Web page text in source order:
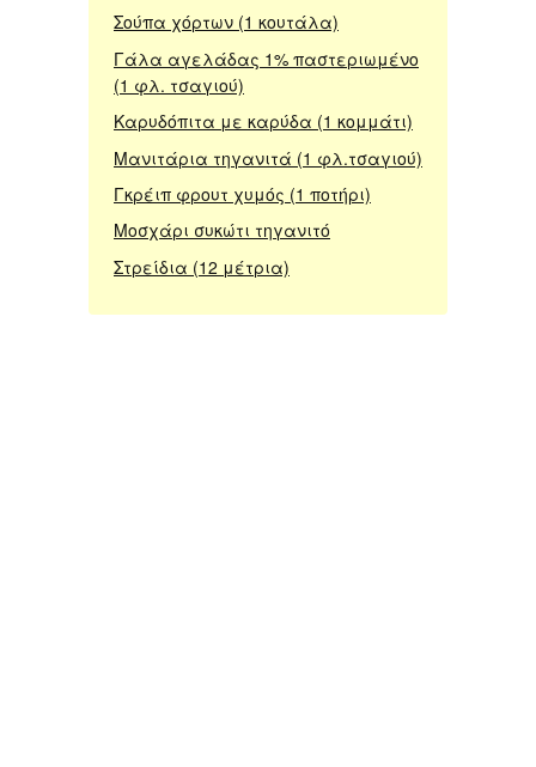
Σούπα χόρτων (1 κουτάλα)
Γάλα αγελάδας 1% παστεριωμένο
(1 φλ. τσαγιού)
Καρυδόπιτα με καρύδα (1 κομμάτι)
Μανιτάρια τηγανιτά (1 φλ.τσαγιού)
Γκρέιπ φρουτ χυμός (1 ποτήρι)
Μοσχάρι συκώτι τηγανιτό
Στρείδια (12 μέτρια)